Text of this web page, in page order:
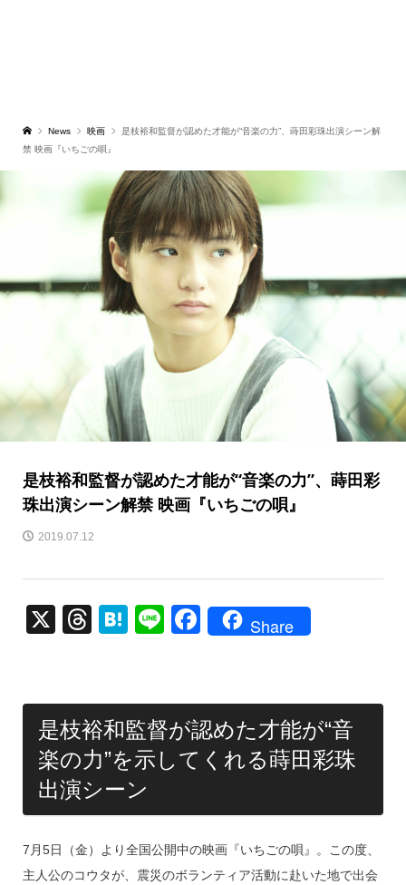
News 映画
是枝裕和監督が認めた才能が“音楽の力”、蒔田彩珠出演シーン解
禁 映画『いちごの唄』
是枝裕和監督が認めた才能が“音楽の力”、蒔田彩
珠出演シーン解禁 映画『いちごの唄』
2019.07.12
X
T
a
d
s
H
n
a
Li
F
e
b
o
k
Share
是枝裕和監督が認めた才能が“音
楽の力”を示してくれる蒔田彩珠
出演シーン
7月5日（金）より全国公開中の映画『いちごの唄』。この度、
主人公のコウタが、震災のボランティア活動に赴いた地で出会